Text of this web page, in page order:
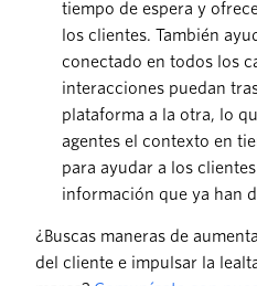
tiempo de espera y
los clientes. También
conectado en todos los
interacciones puedan
plataforma a la otra, lo
agentes el contexto en
para ayudar a los
información que ya han
¿Buscas maneras de
del cliente e impulsar la